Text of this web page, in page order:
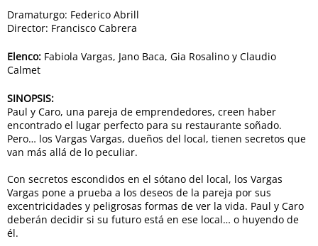
Dramaturgo: Federico Abrill
Director: Francisco Cabrera
Elenco: Fabiola Vargas, Jano Baca, Gia Rosalino y Claudio
Calmet
SINOPSIS:
Paul y Caro, una pareja de emprendedores, creen haber
encontrado el lugar perfecto para su restaurante soñado.
Pero… los Vargas Vargas, dueños del local, tienen secretos que
van más allá de lo peculiar.
Con secretos escondidos en el sótano del local, los Vargas
Vargas pone a prueba a los deseos de la pareja por sus
excentricidades y peligrosas formas de ver la vida. Paul y Caro
deberán decidir si su futuro está en ese local… o huyendo de
él.